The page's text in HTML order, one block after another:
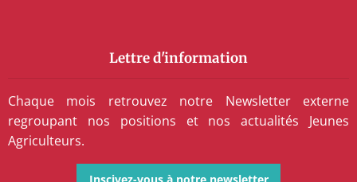
Lettre d'information
Chaque mois retrouvez notre Newsletter externe
regroupant nos positions et nos actualités Jeunes
Agriculteurs.